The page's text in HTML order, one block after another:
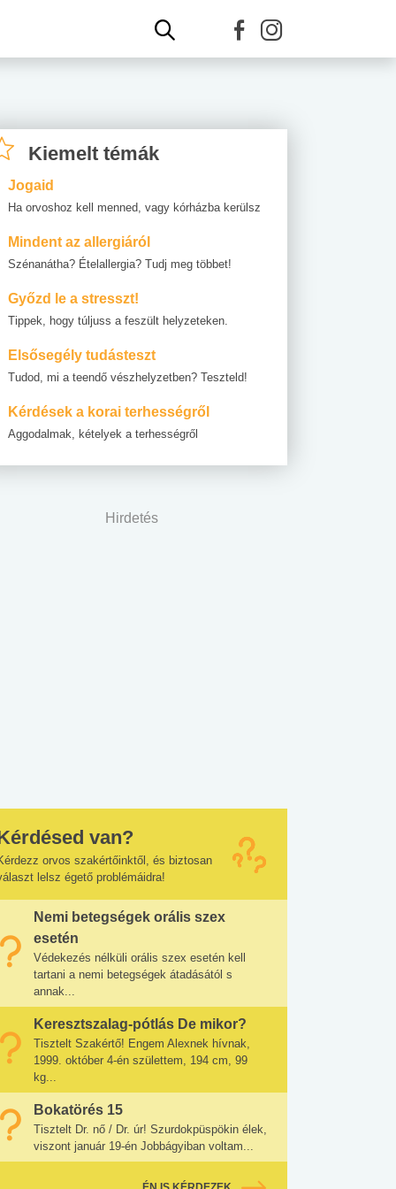
Kiemelt témák
Jogaid
Ha orvoshoz kell menned, vagy kórházba kerülsz
Mindent az allergiáról
Szénanátha? Ételallergia? Tudj meg többet!
Győzd le a stresszt!
Tippek, hogy túljuss a feszült helyzeteken.
Elsősegély tudásteszt
Tudod, mi a teendő vészhelyzetben? Teszteld!
Kérdések a korai terhességről
Aggodalmak, kételyek a terhességről
Hirdetés
van?
orvos szakértőinktől, és biztosan
lelsz égető problémáidra!
Nemi betegségek orális szex
esetén
Védekezés nélküli orális szex esetén kell
tartani a nemi betegségek átadásától s
annak...
Keresztszalag-pótlás De mikor?
Tisztelt Szakértő! Engem Alexnek hívnak,
1999. október 4-én születtem, 194 cm, 99
kg...
Bokatörés 15
Tisztelt Dr. nő / Dr. úr! Szurdokpüspökin élek,
viszont január 19-én Jobbágyiban voltam...